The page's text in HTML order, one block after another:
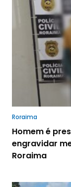
Roraima
Homem é
engravidar
Roraima